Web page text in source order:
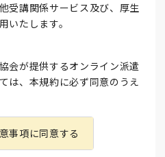
受講関係サービス及び、厚生
いたします。
会が提供するオンライン派遣
は、本規約に必ず同意のうえ
事項に同意する